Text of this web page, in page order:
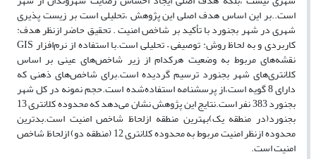
است..بر این اساس هدف اصلی این پژوهش ،تحلیلی است بر زیست پذیری
شهری در شهر بجنورد با تأکید بر شاخص امنیت . تحقیق حاضر ازنظر هدف:
کاربردی و به لحاظ روش: توصیفی – تحلیلی است.با استفاده از نرم‌افزارGIS
نقشه‌های مربوط به وضعیت هرکدام از زیر شاخص‌های عینی بر اساس
کلانتری‌های شهر بجنورد ترسیم گردیده است.برای شاخص‌های ذهنی که
دارای 8 گویه است،از پرسشنامه استفاده‌شده است.حجم نمونه در کل شهر
بجنورد 383 نفر است.نتایج این پژوهش نشان می‌دهد که محدوده کلانتری 13
بجنورد(در منطقه یک)بهترین منطقه ازلحاظ شاخص امنیت است.بدترین
محدوده ازنظر امنیت مربوط به محدوده کلانتری 12 (منطقه دو) ازلحاظ شاخص
امنیت است.